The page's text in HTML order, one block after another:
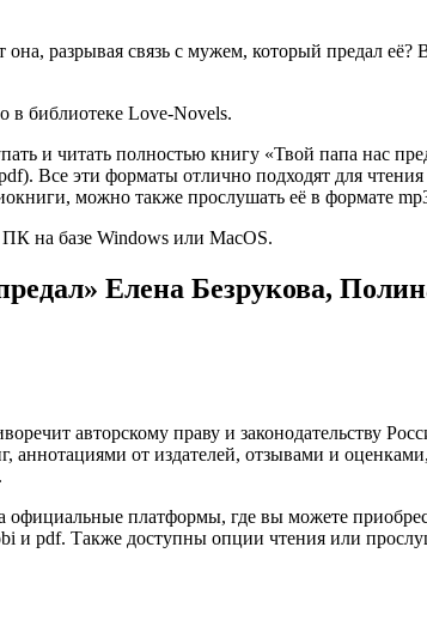
разрывая связь с мужем, который предал её?
в библиотеке Love-Novels.
и читать полностью книгу «Твой папа нас
Все эти форматы отлично подходят для
можно также прослушать её в формате
на базе Windows или MacOS.
Елена Безрукова,
авторскому праву и законодательству
от издателей, отзывами и
платформы, где вы можете
и pdf. Также доступны опции чтения или